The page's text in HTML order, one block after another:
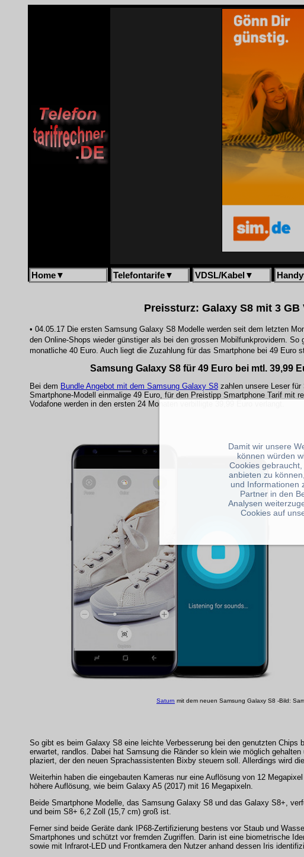
Home▼ Telefontarife▼ VDSL/Kabel ▼
Preissturz: Galaxy S8 mit 3
• 04.05.17 Die ersten Samsung Galaxy S8 Modelle werden seit dem letzten
den Online-Shops wieder günstiger als bei den grossen Mobilfunkprovidern.
monatliche 40 Euro. Auch liegt die Zuzahlung für das Smartphone bei 49 Euro
Samsung Galaxy S8 für 49 Euro bei mtl. 39,99
Bei dem Bundle Angebot mit dem Samsung Galaxy S8 zahlen unsere Leser für
Smartphone-Modell einmalige 49 Euro, für den Preistipp Smartphone Tarif mit
Vodafone werden in den ersten 24 Monaten verbilligte 39,99 Euro verlangt.
Saturn mit dem neuen Samsung Galaxy S8 -Bild:
So gibt es beim Galaxy S8 eine leichte Verbesserung bei den genutzten
erwartet, randlos. Dabei hat Samsung die Ränder so klein wie möglich
plaziert, der den neuen Sprachassistenten Bixby steuern soll. Allerdings wird
Weiterhin haben die eingebauten Kameras nur eine Auflösung von 12
höhere Auflösung, wie beim Galaxy A5 (2017) mit 16 Megapixeln.
Beide Smartphone Modelle, das Samsung Galaxy S8 und das Galaxy S8+,
und beim S8+ 6,2 Zoll (15,7 cm) groß ist.
Ferner sind beide Geräte dank IP68-Zertifizierung bestens vor Staub und
Smartphones und schützt vor fremden Zugriffen. Darin ist eine biometrische
sowie mit Infrarot-LED und Frontkamera den Nutzer anhand dessen Iris
Damit wir unsere
können würden
Cookies
anbieten zu
und Informationen
Partner in den
Analysen
Cookies auf